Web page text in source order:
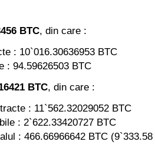
BTC, din care :
: 10`016.30636953 BTC
: 94.59626503 BTC
BTC, din care :
: 11`562.32029052 BTC
: 2`622.33420727 BTC
: 466.66966642 BTC